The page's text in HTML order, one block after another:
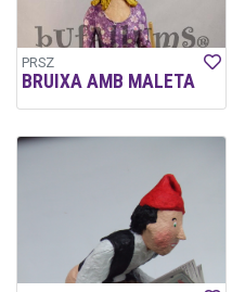
PRSZ
BRUIXA AMB MALETA